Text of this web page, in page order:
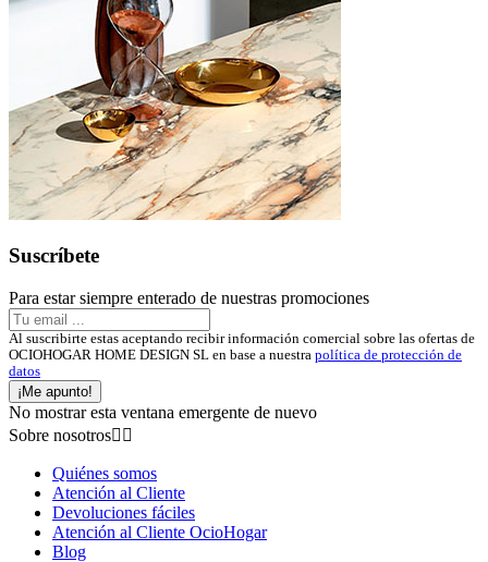
Suscríbete
Para estar siempre enterado de nuestras promociones
Al suscribirte estas aceptando recibir información comercial sobre las ofertas de
OCIOHOGAR HOME DESIGN SL en base a nuestra política de protección de
datos
¡Me apunto!
No mostrar esta ventana emergente de nuevo
Sobre nosotros 
Quiénes somos
Atención al Cliente
Devoluciones fáciles
Atención al Cliente OcioHogar
Blog